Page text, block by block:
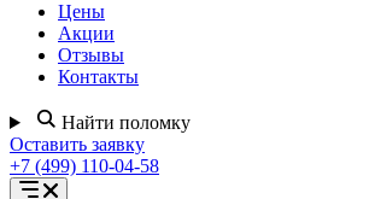
Цены
Акции
Отзывы
Контакты
Найти поломку
Оставить заявку
+7 (499) 110-04-58